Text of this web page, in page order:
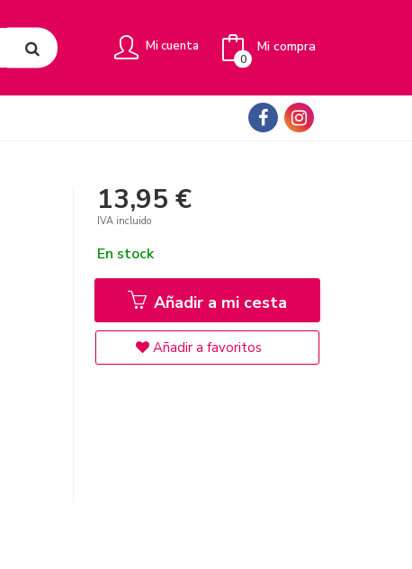
Mi cuenta Mi compra
0
13,95 €
IVA incluido
En stock
Añadir a mi cesta
Añadir a favoritos